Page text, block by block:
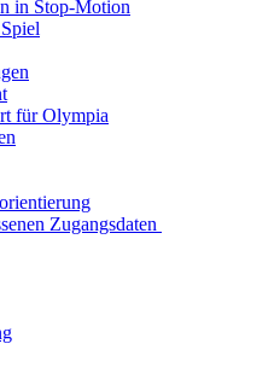
in Stop-Motion
für Olympia
Zugangsdaten